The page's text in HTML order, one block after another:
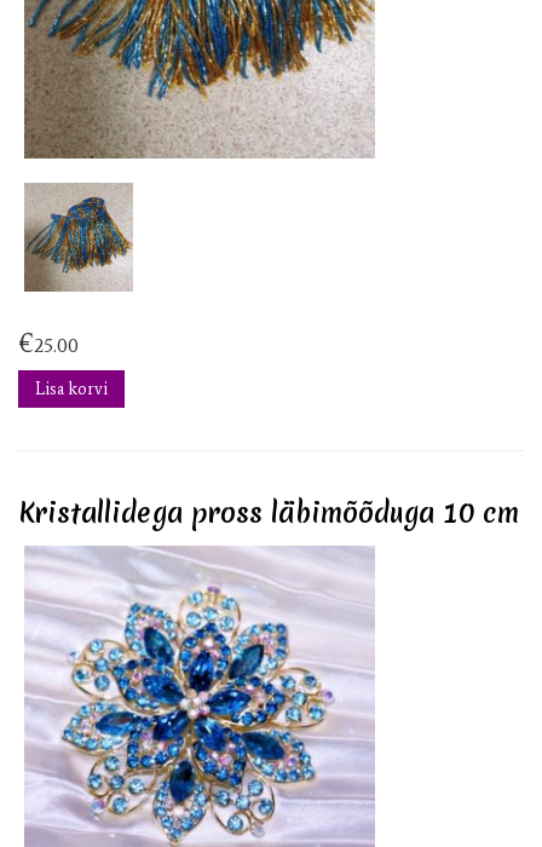
€25.00
Lisa korvi
Kristallidega pross läbimõõduga 10 cm